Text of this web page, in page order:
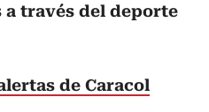
a través del deporte
de Caracol